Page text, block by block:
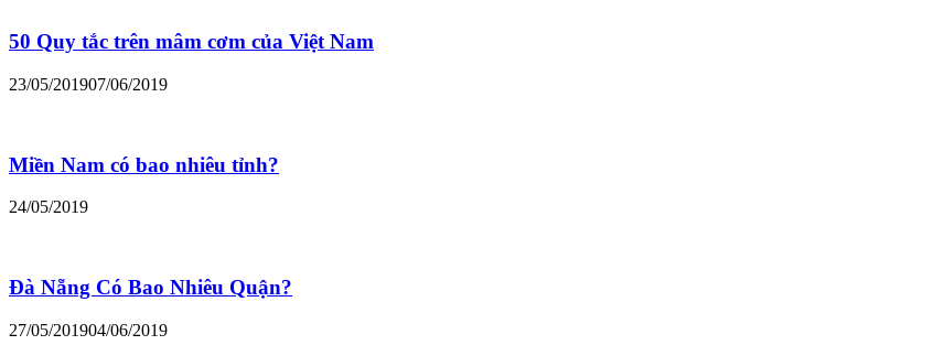
50 Quy tắc trên mâm cơm của Việt Nam
23/05/201907/06/2019
Miền Nam có bao nhiêu tỉnh?
24/05/2019
Đà Nẵng Có Bao Nhiêu Quận?
27/05/201904/06/2019